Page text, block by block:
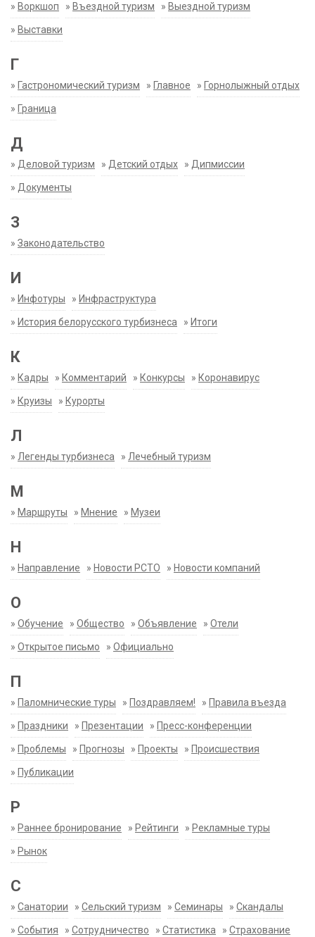
» Воркшоп » Въездной туризм » Выездной туризм
» Выставки
Г
» Гастрономический туризм » Главное » Горнолыжный отдых
» Граница
Д
» Деловой туризм » Детский отдых » Дипмиссии
» Документы
З
» Законодательство
И
» Инфотуры » Инфраструктура
» История белорусского турбизнеса » Итоги
К
» Кадры » Комментарий » Конкурсы » Коронавирус
» Круизы » Курорты
Л
» Легенды турбизнеса » Лечебный туризм
М
» Маршруты » Мнение » Музеи
Н
» Направление » Новости РСТО » Новости компаний
О
» Обучение » Общество » Объявление » Отели
» Открытое письмо » Официально
П
» Паломнические туры » Поздравляем! » Правила въезда
» Праздники » Презентации » Пресс-конференции
» Проблемы » Прогнозы » Проекты » Происшествия
» Публикации
Р
» Раннее бронирование » Рейтинги » Рекламные туры
» Рынок
С
» Санатории » Сельский туризм » Семинары » Скандалы
» События » Сотрудничество » Статистика » Страхование